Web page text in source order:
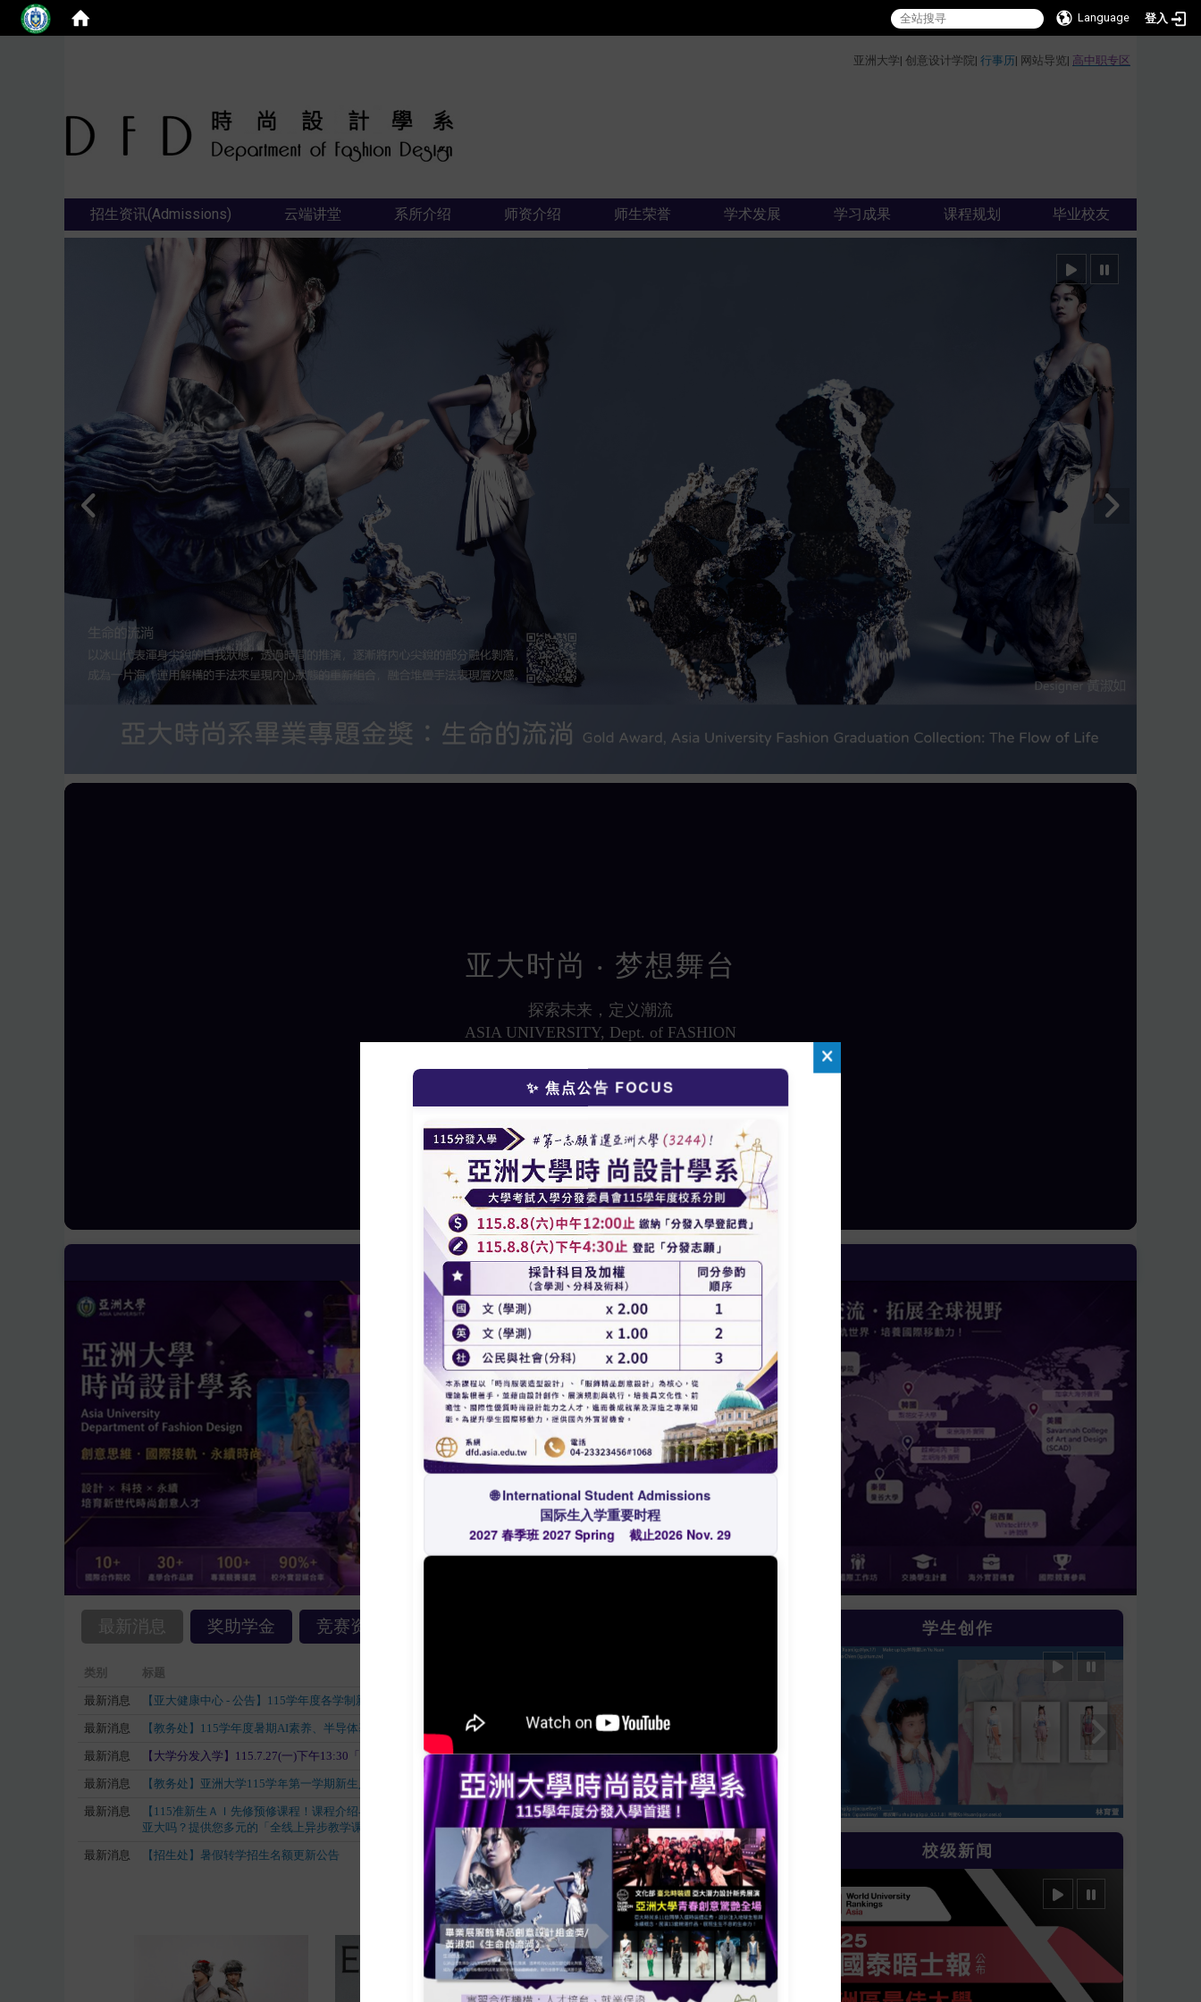
Language 登入
亚洲大学| 创意设计学院| 行事历| 网站导览| 高中职专区
招生资讯(Admissions) 云端讲堂 系所介绍 师资介绍 师生荣誉 学术发展 学习成果 课程规划 毕业校友
亚大时尚 ‧ 梦想舞台
探索未来，定义潮流
ASIA UNIVERSITY, Dept. of FASHION
Explore the Future, Define the Trends.
高中职生专区
最新消息 奖助学金 竞赛资讯
类别 标题
最新消息 【亚大健康中心 - 公告】115学年度各学制新生/转学生「新生体检」温馨提醒(第2次公告)
最新消息 【教务处 】 115学年度暑期AI素养、半导体基础课程选课115.8.17(一)10:00~115.8.21(五)17:00
最新消息 【大学分发入学】115.7.27(一)下午13:30「115亚洲大学时尚设计学系线上说明会」！ 2026-07-10
最新消息 【教务处】亚洲大学115学年第一学期新生入学应完成事项公告 2026-07-07
最新消息
【115准新生ＡＩ先修预修课程！课程介绍与选课资讯】恭喜你成为亚洲大学的一份子！想在开学前先认识
亚大吗？提供您多元的「全线上异步教学课程」
2026-07-03
最新消息 【招生处】暑假转学招生名额更新公告 2026-07-01
更多最新消息
学生创作
校级新闻
✨ 焦点公告 FOCUS
🌐 International Student Admissions
国际生入学重要时程
2027 春季班 2027 Spring
截止2026 Nov. 29